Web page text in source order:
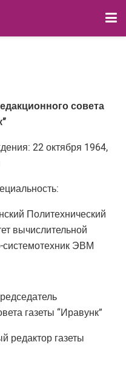
совета
22 октября 1964,
Политехнический
вычислительной
системотехник ЭВМ
газеты “Иравунк”
редактор газеты